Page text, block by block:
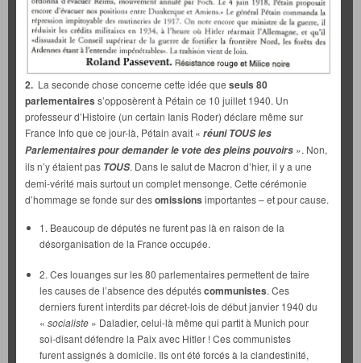
2. La seconde chose concerne cette idée que seuls 80
parlementaires s’opposèrent à Pétain ce 10 juillet 1940. Un
professeur d’Histoire (un certain Ianis Roder) déclare même sur
France Info que ce jour-là, Pétain avait « réuni TOUS les
Parlementaires pour demander le vote des pleins pouvoirs ». Non,
ils n’y étaient pas TOUS. Dans le salut de Macron d’hier, il y a une
demi-vérité mais surtout un complet mensonge. Cette cérémonie
d’hommage se fonde sur desomissions importantes – et pour cause.
1. Beaucoup de députés ne furent pas là en raison de la
désorganisation de la France occupée.
2. Ces louanges sur les 80 parlementaires permettent de taire
les causes de l’absence des députéscommunistes. Ces
derniers furent interdits par décret-lois de début janvier 1940 du
« socialiste » Daladier, celui-là même qui partit à Munich pour
soi-disant défendre la Paix avec Hitler ! Ces communistes
furent assignés à domicile. Ils ont été forcés à la clandestinité,